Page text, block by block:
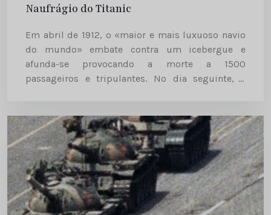
Naufrágio do Titanic
Em abril de 1912, o «maior e mais luxuoso navio
do mundo» embate contra um icebergue e
afunda-se provocando a morte a 1500
passageiros e tripulantes. No dia seguinte, a